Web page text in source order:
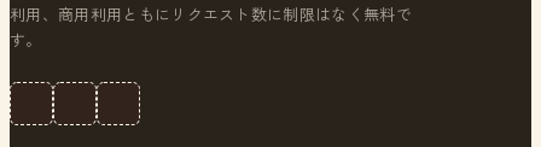
利用、商用利用ともにリクエスト数に制限はなく無料で
す。